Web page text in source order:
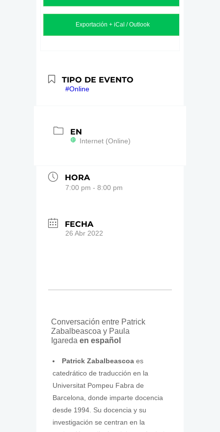
Exportación + iCal / Outlook
TIPO DE EVENTO
#Online
EN
Internet (Online)
HORA
7:00 pm - 8:00 pm
FECHA
26 Abr 2022
Conversación entre Patrick
Zabalbeascoa y Paula
Igareda en español
Patrick Zabalbeascoa es
catedrático de traducción en la
Universitat Pompeu Fabra de
Barcelona, donde imparte docencia
desde 1994. Su docencia y su
investigación se centran en la